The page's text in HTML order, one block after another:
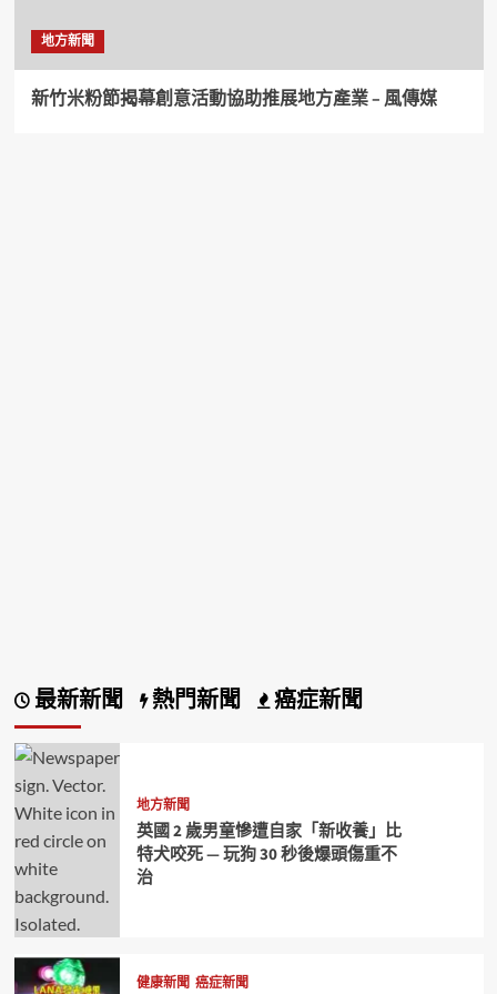
地方新聞
新竹米粉節揭幕創意活動協助推展地方產業 – 風傳媒
最新新聞 熱門新聞 癌症新聞
地方新聞
英國 2 歲男童慘遭自家「新收養」比
特犬咬死 — 玩狗 30 秒後爆頭傷重不
治
健康新聞 癌症新聞